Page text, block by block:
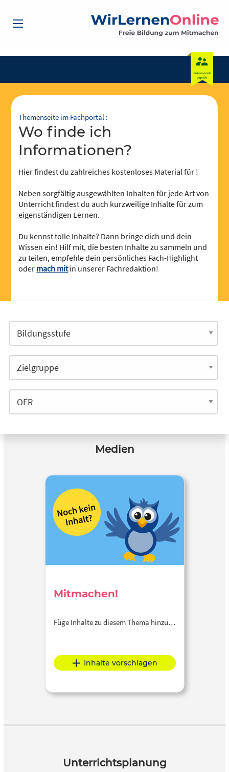
Themenseite im Fachportal :
Wo finde ich
Informationen?
Hier findest du zahlreiches kostenloses Material für !
Neben sorgfältig ausgewählten Inhalten für jede Art von
Unterricht findest du auch kurzweilige Inhalte für zum
eigenständigen Lernen.
Du kennst tolle Inhalte? Dann bringe dich und dein
Wissen ein! Hilf mit, die besten Inhalte zu sammeln und
zu teilen, empfehle dein persönliches Fach-Highlight
oder mach mitin unserer Fachredaktion!
Medien
Mitmachen!
Füge Inhalte zu diesem Thema hinzu…
Inhalte vorschlagen
Unterrichtsplanung